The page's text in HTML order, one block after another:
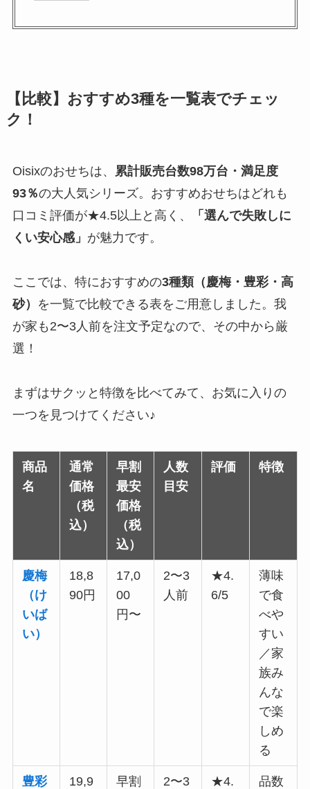
【比較】おすすめ3種を一覧表でチェッ
ク！
Oisixのおせちは、
累計販売台数98万台・満足度
93％の大人気シリーズ。おすすめおせちはどれも
口コミ評価が★4.5以上と高く、
「選んで失敗しに
くい安心感」 が魅力です。
ここでは、特におすすめの3種類（慶梅・豊彩・高
砂）
を一覧で比較できる表をご用意しました。我
が家も2〜3人前を注文予定なので、その中から厳
選！
まずはサクッと特徴を比べてみて、お気に入りの
一つを見つけてください♪
商品
名
通常
価格
（税
込）
早割
最安
価格
（税
込）
人数
目安
評価 特徴
慶梅
（け
いば
い）
18,8
90円
17,0
00
円〜
2〜3
人前
★4.
6/5
薄味
で食
べや
すい
／家
族み
んな
で楽
しめ
る
豊彩
19,9
早割
2〜3
★4.
品数